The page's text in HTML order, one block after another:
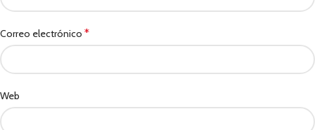
Correo electrónico *
Web